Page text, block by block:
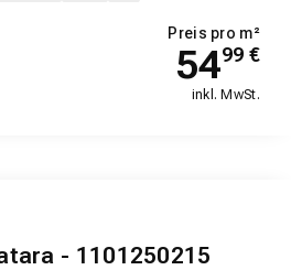
Preis pro m²
5499 €
inkl. MwSt.
- 1101250215